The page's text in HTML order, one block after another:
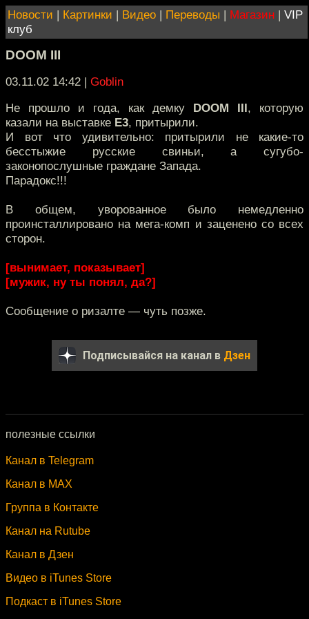
Новости | Картинки | Видео | Переводы | Магазин | VIP
клуб
DOOM III
03.11.02 14:42 | Goblin
Не прошло и года, как демку DOOM III, которую
казали на выставке Е3, притырили.
И вот что удивительно: притырили не какие-то
бесстыжие русские свиньи, а сугубо-
законопослушные граждане Запада.
Парадокс!!!
В общем, уворованное было немедленно
проинсталлировано на мега-комп и заценено со всех
сторон.
[вынимает, показывает]
[мужик, ну ты понял, да?]
Сообщение о ризалте — чуть позже.
Подписывайся на канал в Дзен
полезные ссылки
Канал в Telegram
Канал в MAX
Группа в Контакте
Канал на Rutube
Канал в Дзен
Видео в iTunes Store
Подкаст в iTunes Store